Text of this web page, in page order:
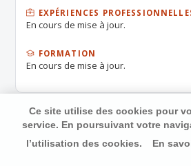
EXPÉRIENCES
En cours de mise à jour.
FORMATION
En cours de mise à jour.
Ce site utilise des cookies pour
service. En poursuivant votre
l’utilisation des cookies.
En